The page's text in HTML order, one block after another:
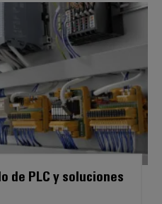
Módulos PLC, cableado de
de PLC y soluciones